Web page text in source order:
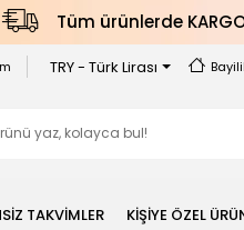
Tüm ürünlerde
TRY - Türk Lirası
TAKVİMLER KİŞİYE ÖZEL